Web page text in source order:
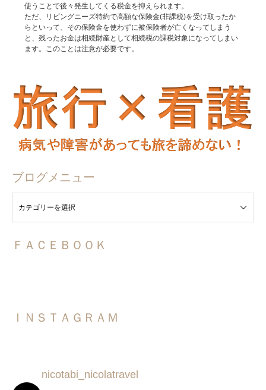
使うことで後々発生してくる税金を抑えられます。
ただ、リビングニーズ特約で高額な保険金(非課税)を受け取ったか
らといって、その保険金を使わずに被保険者が亡くなってしまう
と、残ったお金は相続財産として相続税の課税対象になってしまい
ます。このことは注意が必要です。
ブログメニュー
ＦＡＣＥＢＯＯＫ
ＩＮＳＴＡＧＲＡＭ
nicotabi_nicolatravel